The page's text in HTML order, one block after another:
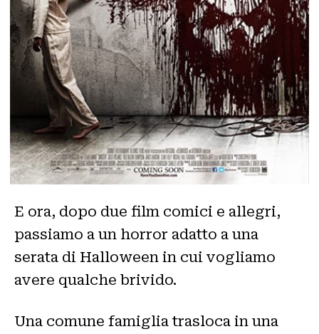
E ora, dopo due film comici e allegri,
passiamo a un horror adatto a una
serata di Halloween in cui vogliamo
avere qualche brivido.
Una comune famiglia trasloca in una